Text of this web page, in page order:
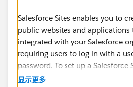
Salesforce Sites enables you to
public websites and applications
integrated with your Salesforce
requiring users to log in with a
password. To set up a Salesforce
enter Sites in the Quick Find box,
显示更多